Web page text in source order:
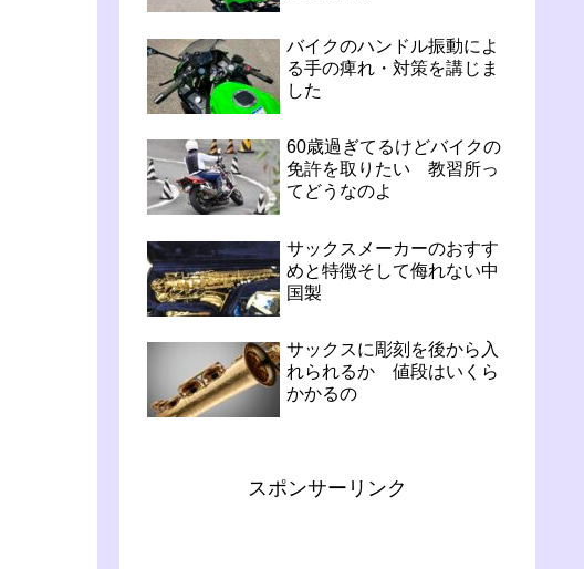
バイクのハンドル振動によ
る手の痺れ・対策を講じま
した
60歳過ぎてるけどバイクの
免許を取りたい 教習所っ
てどうなのよ
サックスメーカーのおすす
めと特徴そして侮れない中
国製
サックスに彫刻を後から入
れられるか 値段はいくら
かかるの
スポンサーリンク